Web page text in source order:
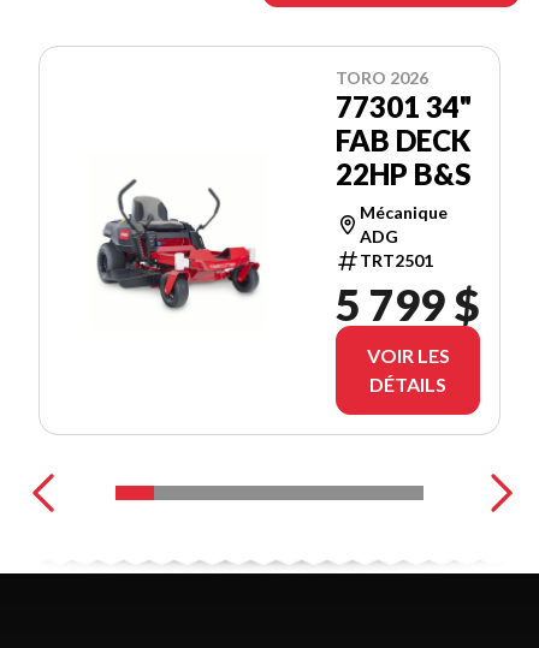
TORO 2026
77301 34"
FAB DECK
22HP B&S
Mécanique
ADG
TRT2501
5 799 $
VOIR LES
DÉTAILS